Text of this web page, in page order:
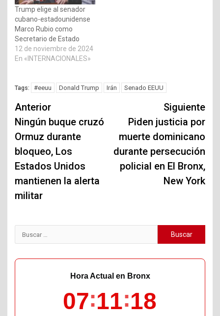
Trump elige al senador
cubano-estadounidense
Marco Rubio como
Secretario de Estado
12 de noviembre de 2024
En «INTERNACIONALES»
Tags: #eeuu Donald Trump Irán Senado EEUU
Navegación
de
entradas
Anterior
Ningún buque cruzó
Ormuz durante
bloqueo, Los
Estados Unidos
mantienen la alerta
militar
Siguiente
Piden justicia por
muerte dominicano
durante persecución
policial en El Bronx,
New York
Buscar:
Hora Actual en Bronx
07 11 19